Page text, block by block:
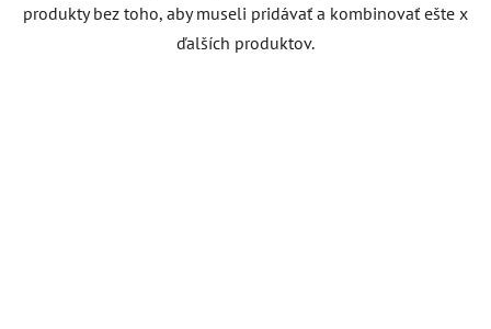
produkty bez toho, aby museli pridávať a kombinovať ešte x
ďalších produktov.